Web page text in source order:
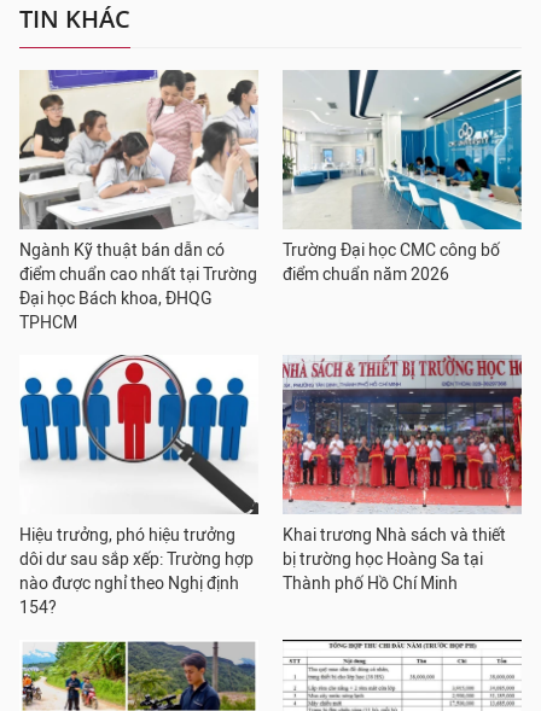
TIN KHÁC
Ngành Kỹ thuật bán dẫn có
điểm chuẩn cao nhất tại Trường
Đại học Bách khoa, ĐHQG
TPHCM
Trường Đại học CMC công bố
điểm chuẩn năm 2026
Hiệu trưởng, phó hiệu trưởng
dôi dư sau sắp xếp: Trường hợp
nào được nghỉ theo Nghị định
154?
Khai trương Nhà sách và thiết
bị trường học Hoàng Sa tại
Thành phố Hồ Chí Minh